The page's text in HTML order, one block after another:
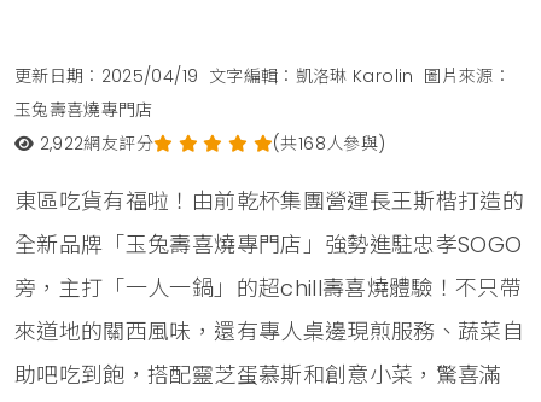
更新日期：2025/04/19 文字編輯：凱洛琳 Karolin 圖片來源：
玉兔壽喜燒專門店
2,922網友評分 (共168人參與)
東區吃貨有福啦！由前乾杯集團營運長王斯楷打造的
全新品牌「玉兔壽喜燒專門店」強勢進駐忠孝SOGO
旁，主打「一人一鍋」的超chill壽喜燒體驗！不只帶
來道地的關西風味，還有專人桌邊現煎服務、蔬菜自
助吧吃到飽，搭配靈芝蛋慕斯和創意小菜，驚喜滿